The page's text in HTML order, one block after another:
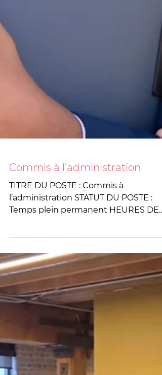
Commis à l’administration
TITRE DU POSTE : Commis à
l’administration STATUT DU POSTE :
Temps plein permanent HEURES DE
TRAVAIL : 37.5 heures/semaine
SUPÉRIEURE IMMÉDIATE :
Coordonnatrice de l’administration
DATE D’AFFICHAGE : 30 Avril 2026
DE CLÔTURE : 8 Mai 2026 DATE